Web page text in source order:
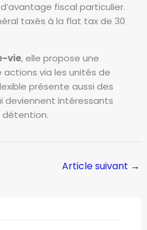
fiscal particulier.
taxés à la flat tax de 30
vie, elle propose une
via les unités de
présente aussi des
deviennent intéressants
détention.
Article suivant →